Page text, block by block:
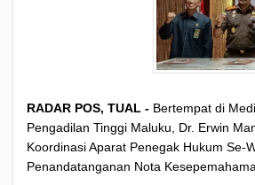
RADAR POS, TUAL - Bertempat di
Pengadilan Tinggi Maluku, Dr. Erwin
Koordinasi Aparat Penegak Hukum Se-
Penandatanganan Nota